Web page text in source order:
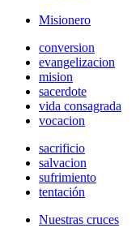
Misionero
conversion
evangelizacion
mision
sacerdote
vida consagrada
vocacion
sacrificio
salvacion
sufrimiento
tentación
Nuestras cruces